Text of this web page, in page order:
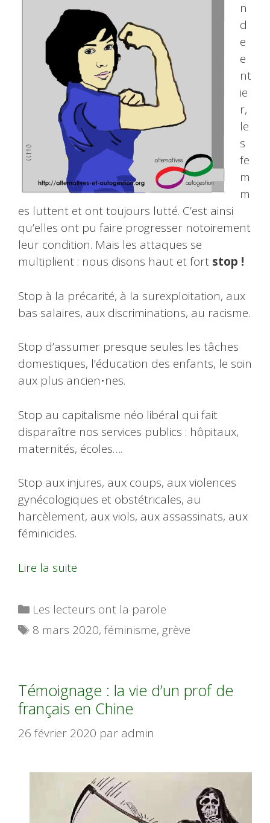
n
d
e
e
nt
ie
r,
le
s
fe
m
m
es luttent et ont toujours lutté. C’est ainsi
qu’elles ont pu faire progresser notoirement
leur condition. Mais les attaques se
multiplient : nous disons haut et fort stop !
Stop à la précarité, à la surexploitation, aux
bas salaires, aux discriminations, au racisme.
Stop d’assumer presque seules les tâches
domestiques, l’éducation des enfants, le soin
aux plus ancien•nes.
Stop au capitalisme néo libéral qui fait
disparaître nos services publics : hôpitaux,
maternités, écoles….
Stop aux injures, aux coups, aux violences
gynécologiques et obstétricales, au
harcèlement, aux viols, aux assassinats, aux
féminicides.
Lire la suite
Catégories
Les lecteurs ont la parole
Étiquettes
8 mars 2020,féminisme, grève
Témoignage : la vie d’un prof de
français en Chine
26 février 2020 par admin